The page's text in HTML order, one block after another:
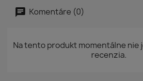
Komentáre (0)
Na tento produkt momentálne nie
recenzia.